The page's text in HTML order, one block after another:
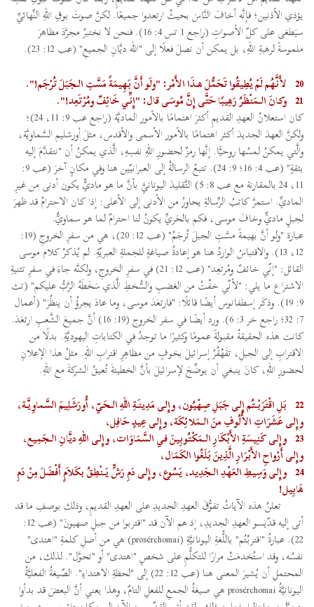
يؤذي الأذنين؛ فإنَّه أخافَ النَّاسَ بحيثُ ارتعدوا جميعًا. لكنَّ صوتَ بوقِ اللهِ النِّهائيِّ
سيَطغى على كلّ الأصواتِ (راجع 1 تس 4: 16). فنحن لا نختبرُ مجرَّدَ مظاهرَ
ملموسةً لرهبةِ اللهِ، بل يمكن أن نصلَ فعلًا إلى "الله ديَّانِ الجميعِ" (عب 12: 23).
20 لأَنَّهُم لَمْ يُطِيقُوا تَحَمُّلَ هـذَا الأَمْر: "ولَو أَنَّ بَهِيمَةً مَسَّتِ الـجَبَلَ تُرْجَم!".
21 وكانَ الـمَنْظَرُ رَهِيبًا حَتَّى إِنَّ مُوسَى قال: "إِنِّي خَائِفٌ ومُرْتَعِد!".
كان استعلانُ العهدِ القديمِ أكثرَ اهتمامًا بالأمور الماديَّة (راجع عب 9: 11، 24)؛
ولكنَّ العهدَ الجديدَ أكثر اهتمامًا بالأمور الأسمى والأقدس، مثلَ أورشليم السَّماويَّة،
والَّتي يمكنُ لمسُها روحيًّا. إنَّها رمزٌ لحضورِ اللهِ نفسِهِ، الَّذي يمكنُ أن "نتقدَّمَ إليه
بثقةٍ" (عب 4: 16؛ 9: 24). تتبعُ الرسالةُ إلى العبرانيّين هنا وفي مكانٍ آخرَ (عب 9:
11، 24 بالمقارنة مع عب 8: 5) التَّقليدَ اليونانيَّ بأنَّ ما هو ماديٌّ يكون أدنى من غيرِ
الماديِّ. استمرَّ كاتبُ الرِّسالةِ يحاورُ من الأدنى إلى الأعلى: إذا كان الاحترامُ قد ظهرَ
لجبلٍ ماديٍّ وخافَ موسى، فكم بالحَريِّ يكونُ لنا احترامٌ لما هو سماويٌّ.
عبارة "ولو أنَّ بهيمةً مسَّتِ الجبلَ تُرجَمُ" (عب 12: 20)، هي من سفرِ الخروجِ (19:
12، 13). والاقتباسُ الواردُ هنا هو إعادةُ صياغةٍ للجملةِ العبريّةِ. لم يُذكرْ كلام موسى
القائل: "إنّي خائفٌ ومُرتعِد" (عب 12: 21) في سفرِ الخروجِ، ولكنَّه جاءَ في سفرِ تثنيةِ
الاشتراع ما يلي: "لأنّي خفْتُ من الغضبِ والسُّخطِ الَّذي سَخَطَهُ الرَّبُّ عليكم" (تث
9: 19). وذكَر إسطفانوس أيضًا قائلًا: "فارتعَدَ موسى، وما عادَ يجرؤُ أن ينظُرَ" (أعمال
7: 32؛ راجع خر 3: 6). ورد أيضًا في سفر الخروج (19: 16) أنَّ جميعَ الشَّعبِ ارتعَدَ.
كانت هذه الحقيقةُ مقبولةً عمومًا وكثيرًا ما توجدُ في الكتاباتِ اليهوديَّةِ. بدلًا من
الاقترابِ إلى الجبلِ، تقَهْقُرُ إسرائيلَ بخوفٍ من مظاهِرِ اقترابِ اللهِ. مثلُ هذا الإعلانِ
لحضورِ اللهِ، كانَ ينبغي أن يوضِّحَ لإسرائيلَ بأنَّ الخطيئةَ تُعيقُ الشركةَ مع اللهِ.
22 بَلِ اقْتَرَبْتُم إِلى جَبَلِ صِهْيُون، وإِلى مَدِينَةِ اللهِ الـحَيّ، أُورَشَلِيمَ السَّماوِيَّة،
وإِلى عَشَرَاتِ الأُلُوفِ منَ الـمَلائِكَة، وإِلى عِيدٍ حَافِل،
23 وإِلى كَنِيسَةِ الأَبْكَارِ الـمَكْتُوبِينَ في السَّمَاوَات، وإِلى اللهِ ديَّانِ الـجَمِيع،
وإِلى أَرْواحِ الأَبْرَارِ الَّذِينَ بَلَغُوا الكَمَال،
24 وإِلى وَسِيطِ العَهْدِ الـجَدِيد، يَسُوع، وإِلى دَمِ رَشٍّ يَنْطِقُ بكَلاَمٍ أَفْضَلَ مِنْ دَمِ
هَابِيل!
تعلنُ هذه الآياتُ تفوُّقَ العهدِ الجديدِ على العهدِ القديمِ، وذلك بوصفِ ما قد
أتى إليه قدّيسو العهدِ الجديدِ، إذ هم الآن قد "اقتربوا من جبلِ صهيونَ" (عب 12:
22). عبارةُ "اقتربْتُم" باللُّغةِ اليونانيَّةِ (prosérchomai) هي من أصلِ كلمةِ "اهتدى"
نفسُه، وقد استُخدمَتْ مرارًا للتكلُّمِ على شخصٍ "اهتدى" أو "تحوَّل". لذلك، من
المحتملِ أن يُشيرَ المعنى هنا (عب 12: 22) إلى "لحظةِ الاهتداءِ". الصّيغةُ الفعليَّةُ
اليونانيَّةُ prosérchomai هي صيغةُ الجمعِ للفعلِ التامّ، وهذا يعني أنَّ البعضَ قد بدأوا